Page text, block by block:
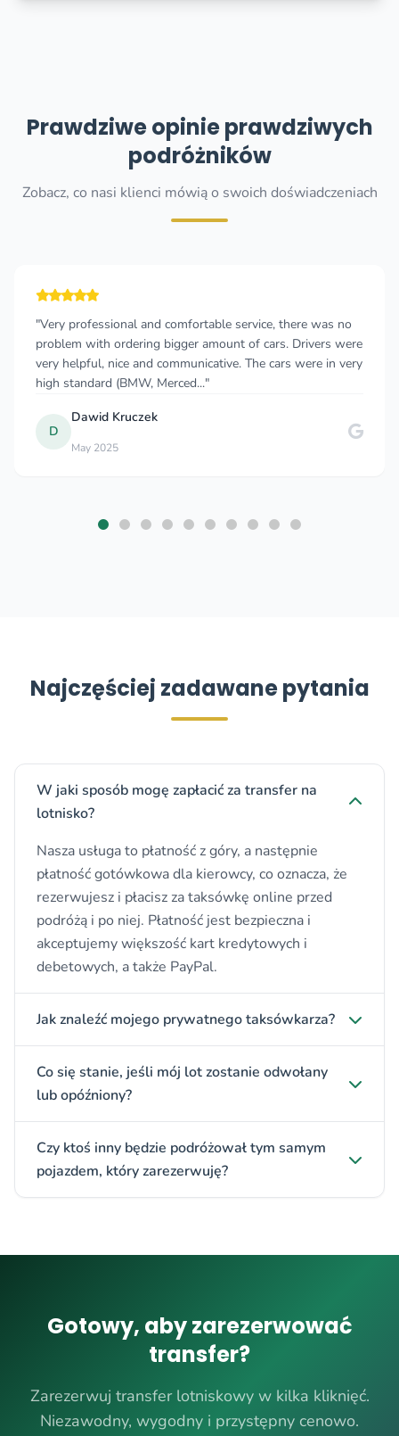
Prawdziwe opinie prawdziwych
podróżników
Zobacz, co nasi klienci mówią o swoich doświadczeniach
"Very professional and comfortable service, there was no
problem with ordering bigger amount of cars. Drivers were
very helpful, nice and communicative. The cars were in very
high standard (BMW, Merced..."
D
Dawid Kruczek
May 2025
Najczęściej zadawane pytania
W jaki sposób mogę zapłacić za transfer na
lotnisko?
Nasza usługa to płatność z góry, a następnie
płatność gotówkowa dla kierowcy, co oznacza, że
rezerwujesz i płacisz za taksówkę online przed
podróżą i po niej. Płatność jest bezpieczna i
akceptujemy większość kart kredytowych i
debetowych, a także PayPal.
Jak znaleźć mojego prywatnego taksówkarza?
Co się stanie, jeśli mój lot zostanie odwołany
lub opóźniony?
Czy ktoś inny będzie podróżował tym samym
pojazdem, który zarezerwuję?
Gotowy, aby zarezerwować
transfer?
Zarezerwuj transfer lotniskowy w kilka kliknięć.
Niezawodny, wygodny i przystępny cenowo.